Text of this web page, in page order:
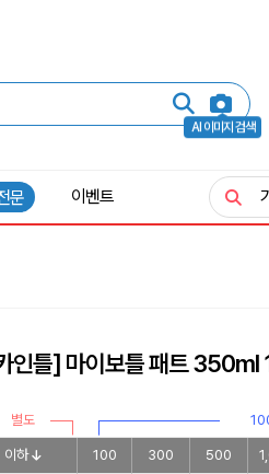
AI 이미지 검색
문 이벤트
인틀] 마이보틀 패트 350ml
별도
이하 100 300 500